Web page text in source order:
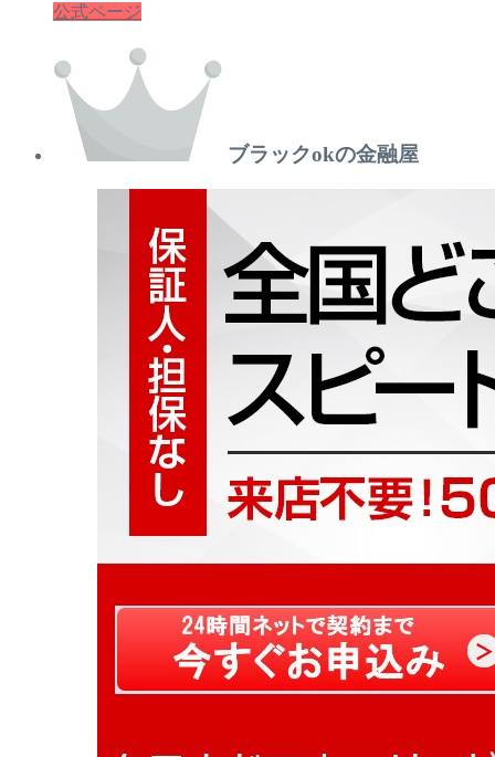
公式ページ
ブラックokの金融屋